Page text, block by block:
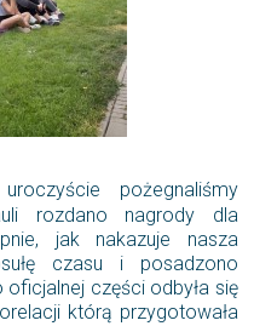
pożegnaliśmy
rozdano nagrody dla
jak nakazuje nasza
czasu i posadzono
oficjalnej części odbyła się
którą przygotowała